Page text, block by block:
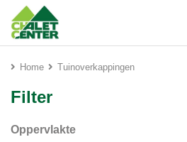
Home Tuinoverkappingen
Filter
Oppervlakte